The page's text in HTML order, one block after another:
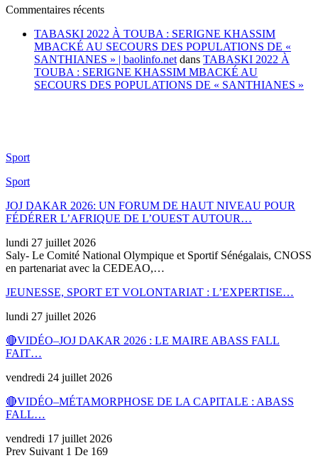
Commentaires récents
TABASKI 2022 À TOUBA : SERIGNE KHASSIM
MBACKÉ AU SECOURS DES POPULATIONS DE «
SANTHIANES » | baolinfo.net dans TABASKI 2022 À
TOUBA : SERIGNE KHASSIM MBACKÉ AU
SECOURS DES POPULATIONS DE « SANTHIANES »
Sport
Sport
JOJ DAKAR 2026: UN FORUM DE HAUT NIVEAU POUR
FÉDÉRER L’AFRIQUE DE L’OUEST AUTOUR…
lundi 27 juillet 2026
Saly- Le Comité National Olympique et Sportif Sénégalais, CNOSS
en partenariat avec la CEDEAO,…
JEUNESSE, SPORT ET VOLONTARIAT : L’EXPERTISE…
lundi 27 juillet 2026
🔴VIDÉO–JOJ DAKAR 2026 : LE MAIRE ABASS FALL
FAIT…
vendredi 24 juillet 2026
🔴VIDÉO–MÉTAMORPHOSE DE LA CAPITALE : ABASS
FALL…
vendredi 17 juillet 2026
Prev Suivant 1 De 169